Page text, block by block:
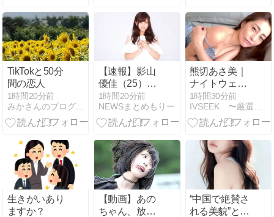
＆レポ まとめ
TikTokと50分
間の恋人
1時間20分前
みかさんのブログ2008
【速報】影山
優佳（25）、
『爆弾発言』
キタァアアア
アアーーーー
1時間20分前
NEWSまとめもりー
熊切あさ美｜
ナイトウェア
姿で魅せる大
人の魅力！ソ
ファで脱ぎな
1時間30分前
IVSEEK 〜厳選！水着グラビアアイドル動画〜
生きがいあり
ますか？
【動画】あの
ちゃん、放送
“中国で絶賛さ
れる美貌”と話